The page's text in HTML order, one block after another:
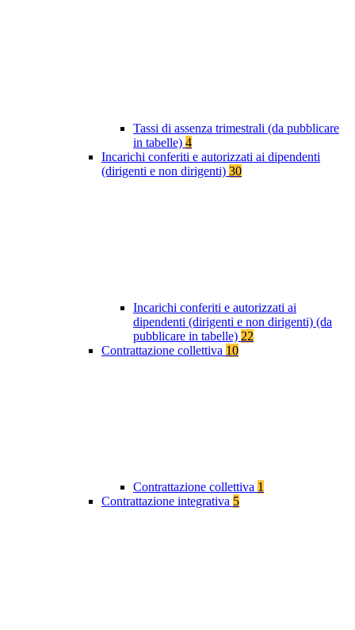
Tassi di assenza trimestrali (da pubblicare
in tabelle) 4
Incarichi conferiti e autorizzati ai dipendenti
(dirigenti e non dirigenti) 30
Incarichi conferiti e autorizzati ai
dipendenti (dirigenti e non dirigenti) (da
pubblicare in tabelle) 22
Contrattazione collettiva 10
Contrattazione collettiva 1
Contrattazione integrativa 5